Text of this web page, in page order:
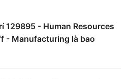
129895 - Human Resources
- Manufacturing là bao